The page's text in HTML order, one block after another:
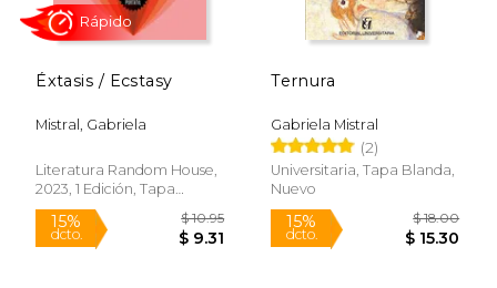
Éxtasis / Ecstasy
Mistral, Gabriela
Literatura Random House,
2023, 1 Edición, Tapa
Blanda, Nuevo
Ternura
Gabriela Mistral
(2)
Universitaria, Tapa Blanda,
Nuevo